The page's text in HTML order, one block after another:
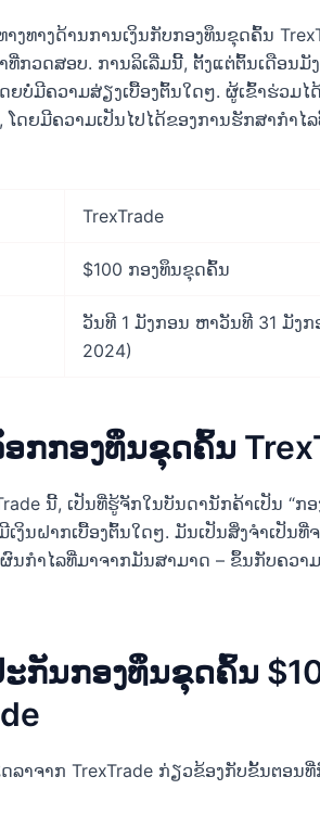
າງທາງດ້ານການເງິນກັບກອງທຶນຂຸດຄົ້ນ
ທີ່ກວດສອບ. ການລິເລີ່ມນີ້, ຕັ້ງແຕ່ຕົ້ນເດືອນມັ
ຍບໍ່ມີຄວາມສ່ຽງເບື້ອງຕົ້ນໃດໆ. ຜູ້ເຂົ້າຮ່ວມໄ
ໂດຍມີຄວາມເປັນໄປໄດ້ຂອງການຮັກສາກໍາ
TrexTrade
$100 ກອງທຶນຂຸດຄົ້ນ
ວັນທີ 1 ມັງກອນ ຫາວັນທີ 31 ມັງ
2024)
ກກອງທຶນຂຸດຄົ້ນ
ນີ້, ເປັນທີ່ຮູ້ຈັກໃນບັນດານັກຄ້າເປັນ “ກ
ເງິນຝາກເບື້ອງຕົ້ນໃດໆ. ມັນເປັນສິ່ງຈໍາເປັນ
ນກໍາໄລທີ່ມາຈາກມັນສາມາດ – ຂຶ້ນກັບຄວາ
ກັນກອງທຶນຂຸດຄົ້ນ
ດລາຈາກ TrexTrade ກ່ຽວຂ້ອງກັບຂັ້ນຕອນ